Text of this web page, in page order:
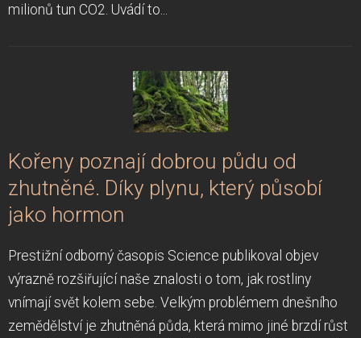
milionů tun CO2. Uvádí to...
Kořeny poznají dobrou půdu od
zhutněné. Díky plynu, který působí
jako hormon
Prestižní odborný časopis Science publikoval objev
výrazně rozšiřující naše znalosti o tom, jak rostliny
vnímají svět kolem sebe. Velkým problémem dnešního
zemědělství je zhutněná půda, která mimo jiné brzdí růst